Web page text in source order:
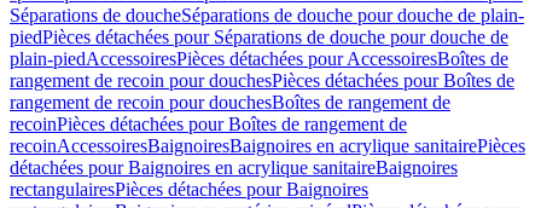
Séparations de doucheSéparations de douche pour douche de plain-
piedPièces détachées pour Séparations de douche pour douche de
plain-piedAccessoiresPièces détachées pour AccessoiresBoîtes de
rangement de recoin pour douchesPièces détachées pour Boîtes de
rangement de recoin pour douchesBoîtes de rangement de
recoinPièces détachées pour Boîtes de rangement de
recoinAccessoiresBaignoiresBaignoires en acrylique sanitairePièces
détachées pour Baignoires en acrylique sanitaireBaignoires
rectangulairesPièces détachées pour Baignoires